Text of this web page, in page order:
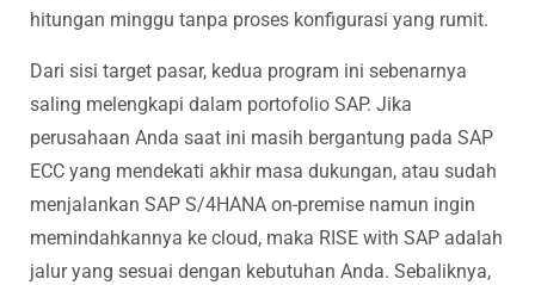
hitungan minggu tanpa proses konfigurasi yang rumit.
Dari sisi target pasar, kedua program ini sebenarnya
saling melengkapi dalam portofolio SAP. Jika
perusahaan Anda saat ini masih bergantung pada SAP
ECC yang mendekati akhir masa dukungan, atau sudah
menjalankan SAP S/4HANA on-premise namun ingin
memindahkannya ke cloud, maka RISE with SAP adalah
jalur yang sesuai dengan kebutuhan Anda. Sebaliknya,